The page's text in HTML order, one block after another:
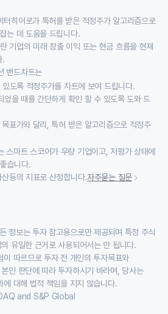
터히어로가 특허를 받은 적정주가 알고리즘으로
는 데 도움을 드립니다.
기업의 미래 창출 이익 또는 현금 흐름을 현재
.
밴드차트는
도록 적정주가를 차트에 보여 드립니다.
었을 때를 간단하게 확인 할 수 있도록 도와 드
표가와 달리, 특허 받은 알고리즘으로 적정주
스마트 스코어가 우량 기업이고, 저평가 상태에
습니다.
등의 지표로 산정합니다.자주묻는 질문
정보는 투자 참고용으로만 제공되며 특정 주식
유일한 근거로 사용되어서는 안 됩니다.
이 따르므로 투자 전 개인의 투자목표와
인 판단에 따라 투자하시기 바라며, 당사는
에 대해 법적 책임을 지지 않습니다.
and S&P Global